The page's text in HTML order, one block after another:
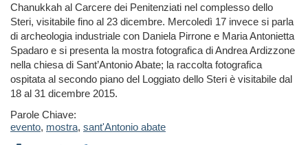
Chanukkah al Carcere dei Penitenziati nel complesso dello
Steri, visitabile fino al 23 dicembre. Mercoledì 17 invece si parla
di archeologia industriale con Daniela Pirrone e Maria Antonietta
Spadaro e si presenta la mostra fotografica di Andrea Ardizzone
nella chiesa di Sant’Antonio Abate; la raccolta fotografica
ospitata al secondo piano del Loggiato dello Steri è visitabile dal
18 al 31 dicembre 2015.
Parole Chiave:
evento, mostra, sant'Antonio abate